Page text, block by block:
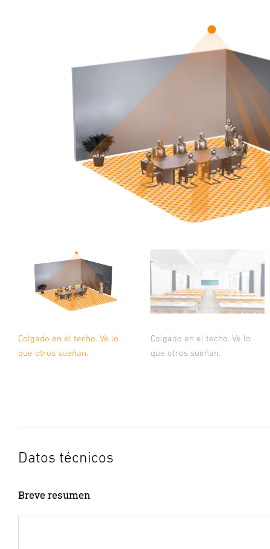
Colgado en el techo. Ve lo
que otros sueñan.
Colgado en el techo. Ve lo
que otros sueñan.
Datos técnicos
Breve resumen